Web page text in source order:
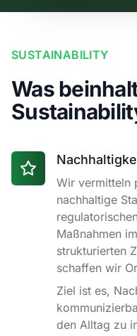
SUSTAINABILITY
Was
Wir vermitteln
nachhaltige
Maßnahmen
strukturierten
schaffen wir
Ziel ist es,
den Alltag zu